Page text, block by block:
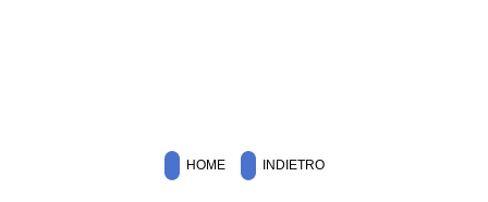
HOME INDIETRO